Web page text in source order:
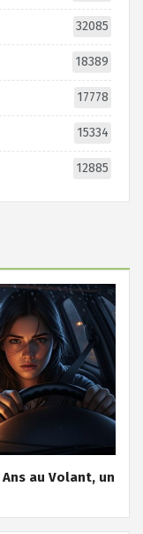
32085
18389
17778
15334
12885
au Volant, un